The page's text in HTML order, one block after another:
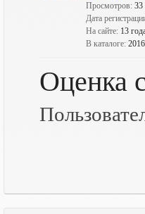
Просмотров: 33
Дата
На сайте: 13
В каталоге:
Оценка